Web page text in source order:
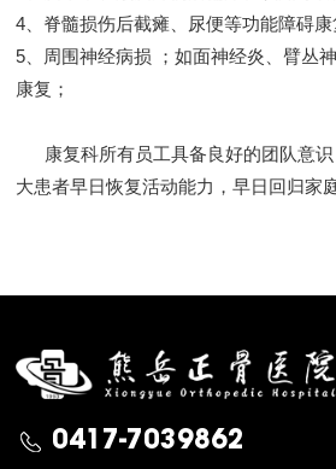
4、脊髓损伤后截瘫、尿便等功能障碍康
5、周围神经病损 ；如面神经炎、臂丛
康复；
康复科所有员工具备良好的团队意识
大患者早日恢复活动能力，早日回归家
0417-7039862